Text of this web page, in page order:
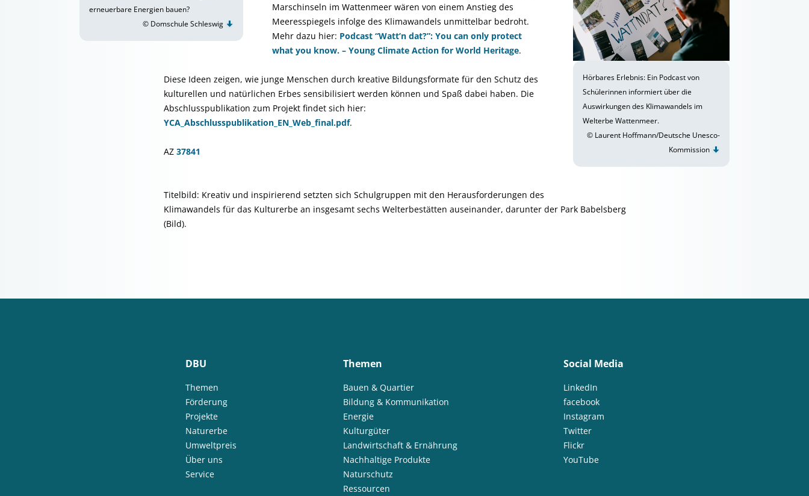
erneuerbare Energien bauen?
© Domschule Schleswig
Hörbares Erlebnis: Ein Podcast von
Schülerinnen informiert über die
Auswirkungen des Klimawandels im
Welterbe Wattenmeer.
© Laurent Hoffmann/Deutsche Unesco-
Kommission
Marschinseln im Wattenmeer wären von einem Anstieg des
Meeresspiegels infolge des Klimawandels unmittelbar bedroht.
Mehr dazu hier: Podcast “Watt’n dat?”: You can only protect
what you know. – Young Climate Action for World Heritage.
Diese Ideen zeigen, wie junge Menschen durch kreative Bildungsformate für den Schutz des
kulturellen und natürlichen Erbes sensibilisiert werden können und Spaß dabei haben. Die
Abschlusspublikation zum Projekt findet sich hier:
YCA_Abschlusspublikation_EN_Web_final.pdf.
AZ 37841
Titelbild: Kreativ und inspirierend setzten sich Schulgruppen mit den Herausforderungen des
Klimawandels für das Kulturerbe an insgesamt sechs Welterbestätten auseinander, darunter der Park Babelsberg
(Bild).
DBU
Themen
Förderung
Projekte
Naturerbe
Umweltpreis
Über uns
Service
Themen
Bauen & Quartier
Bildung & Kommunikation
Energie
Kulturgüter
Landwirtschaft & Ernährung
Nachhaltige Produkte
Naturschutz
Ressourcen
Social Media
LinkedIn
facebook
Instagram
Twitter
Flickr
YouTube